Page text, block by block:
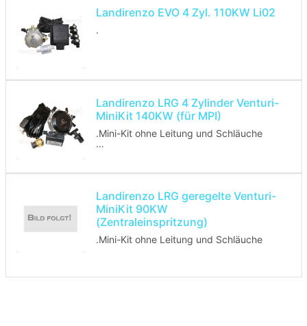
Landirenzo EVO 4 Zyl. 110KW Li02
.
Landirenzo LRG 4 Zylinder Venturi-
MiniKit 140KW (für MPI)
.Mini-Kit ohne Leitung und Schläuche
Landirenzo LRG geregelte Venturi-
MiniKit 90KW
(Zentraleinspritzung)
.Mini-Kit ohne Leitung und Schläuche